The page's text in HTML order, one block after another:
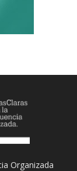
Organizada